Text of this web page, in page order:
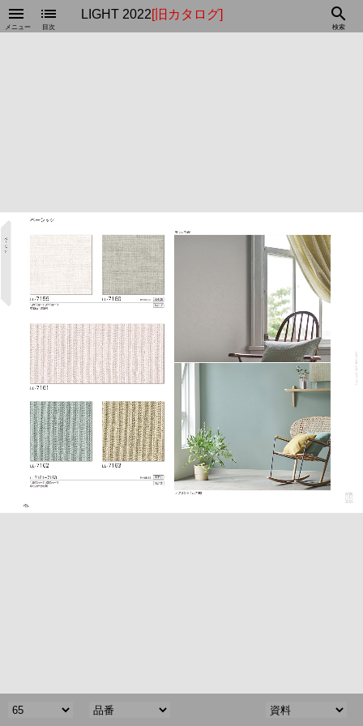
menu
メニュー
LIGHT 2022[旧カタログ]
list
目次
search
検索